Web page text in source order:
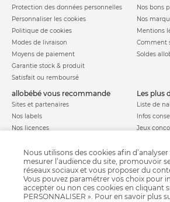
Protection des données personnelles
Personnaliser les cookies
Politique de cookies
Modes de livraison
Moyens de paiement
Garantie stock & produit
Satisfait ou remboursé
Nos bons
Nos
Mentions
Comment
Soldes
allobébé vous recommande
Sites et partenaires
Nos labels
Nos licences
les plus
Liste de
Infos
Jeux
Parrainage
Charte
Nous utilisons des cookies afin
mesurer l’audience du site, promouvoir
réseaux sociaux et vous proposer du
Vous pouvez paramétrer vos choix pour
accepter ou non ces cookies en cliquant
PERSONNALISER ». Pour en savoir plus